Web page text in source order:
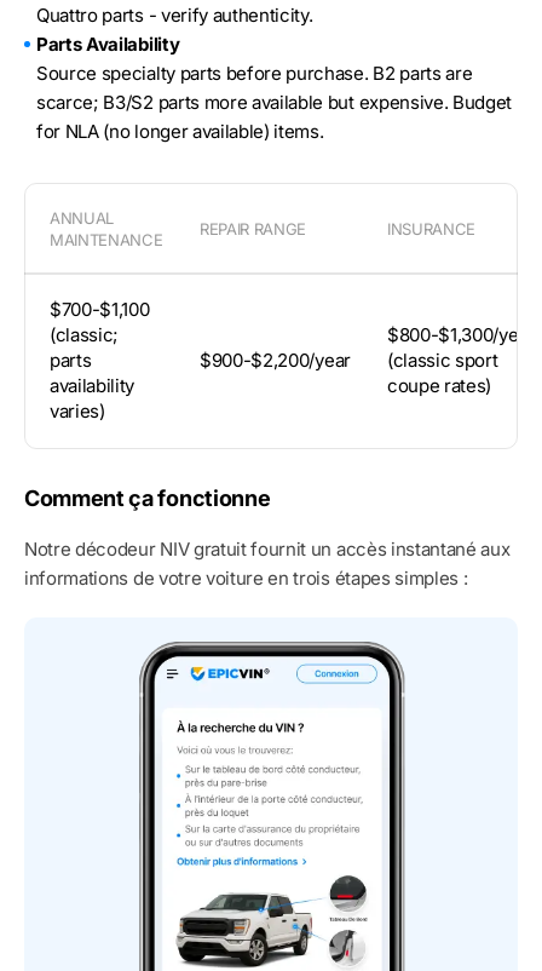
Quattro parts - verify authenticity.
Parts Availability
Source specialty parts before purchase. B2 parts are
scarce; B3/S2 parts more available but expensive. Budget
for NLA (no longer available) items.
ANNUAL
MAINTENANCE
REPAIR RANGE INSURANCE
$700-$1,100
(classic;
parts
availability
varies)
$900-$2,200/year
$800-$1,300/year
(classic sport
coupe rates)
Comment ça fonctionne
Notre décodeur NIV gratuit fournit un accès instantané aux
informations de votre voiture en trois étapes simples :